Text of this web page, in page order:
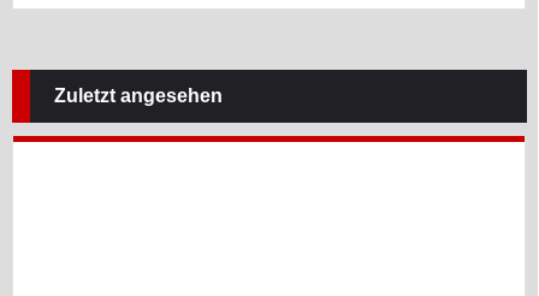
Zuletzt angesehen